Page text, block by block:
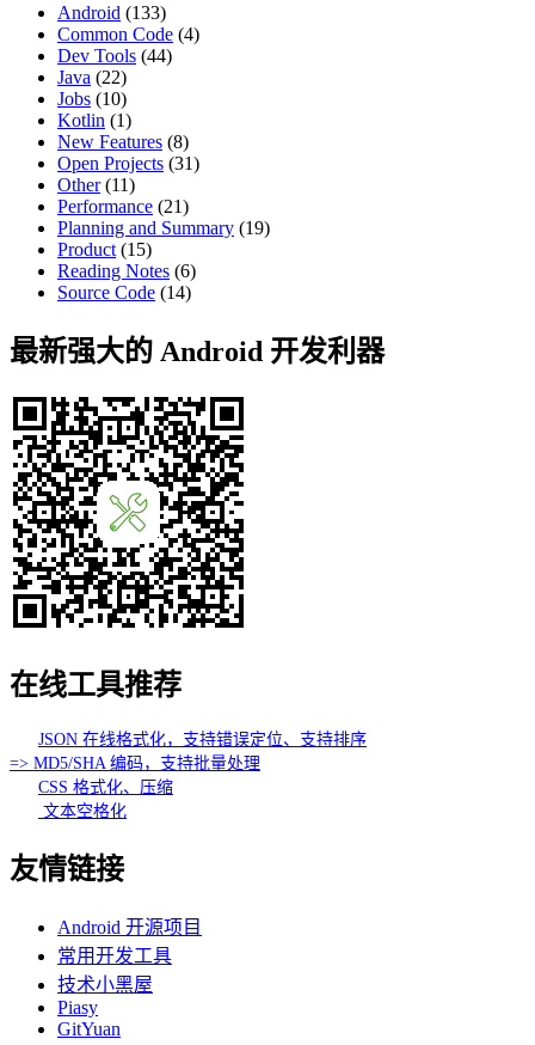
Android (133)
Common Code (4)
Dev Tools (44)
Java (22)
Jobs (10)
Kotlin (1)
New Features (8)
Open Projects (31)
Other(11)
Performance (21)
Planning and Summary (19)
Product (15)
Reading Notes (6)
Source Code (14)
最新强大的 Android 开发利器
在线工具推荐
JSON 在线格式化，支持错误定位、支持排序
=> MD5/SHA 编码，支持批量处理
CSS 格式化、压缩
文本空格化
友情链接
Android 开源项目
常用开发工具
技术小黑屋
Piasy
GitYuan